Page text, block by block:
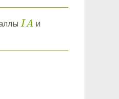
IA и